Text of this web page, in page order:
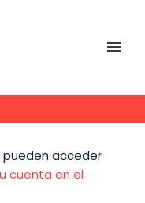
pueden acceder
cuenta en el